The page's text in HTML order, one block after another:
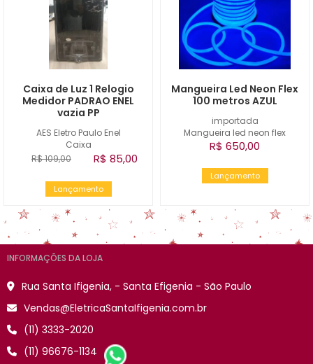
AES Eletro Paulo Enel
Caixa
Caixa de Luz 1 Relogio
Medidor PADRAO ENEL
vazia PP
R$ 109,00 R$ 85,00
Lançamento
importada
Mangueira led neon flex
Mangueira Led Neon Flex
100 metros AZUL
R$ 650,00
Lançamento
INFORMAÇÕES DA LOJA
Rua Santa Ifigenia, - Santa Efigenia - São Paulo
Vendas@EletricaSantaIfigenia.com.br
(11) 3333-2020
(11) 96676-1134